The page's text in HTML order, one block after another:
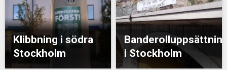
Klibbning i södra
Stockholm
i Stockholm